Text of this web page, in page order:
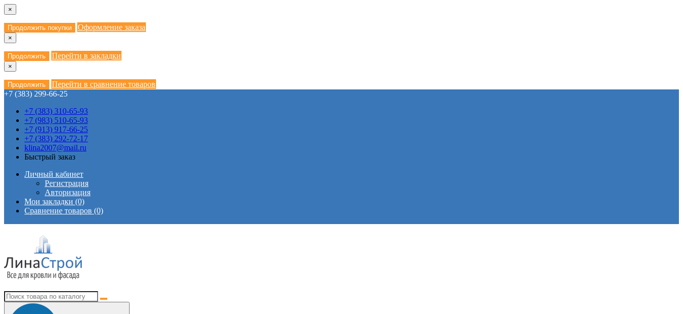
×
Продолжить покупки Оформление заказа
×
Продолжить Перейти в закладки
×
Продолжить
Перейти в сравнение товаров
+7 (383) 299-66-25
+7 (383) 310-65-93
+7 (983) 510-65-93
+7 (913) 917-66-25
+7 (383) 292-72-17
klina2007@mail.ru
Быстрый заказ
Личный кабинет
Регистрация
Авторизация
Мои закладки (0)
Сравнение товаров (0)